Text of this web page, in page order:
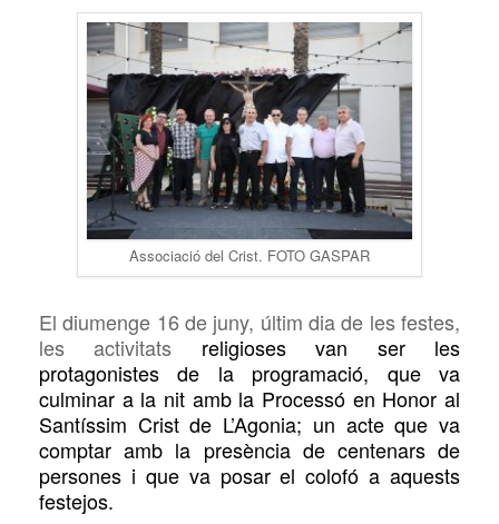
Associació del Crist. FOTO GASPAR
El diumenge 16 de juny, últim dia de les festes,
les activitats religiosesvan ser les
protagonistes de la programació, que va
culminar a la nit amb la Processó en Honor al
Santíssim Crist de L’Agonia; un acte que va
comptar amb la presència de centenars de
persones i que va posar el colofó a aquests
festejos.